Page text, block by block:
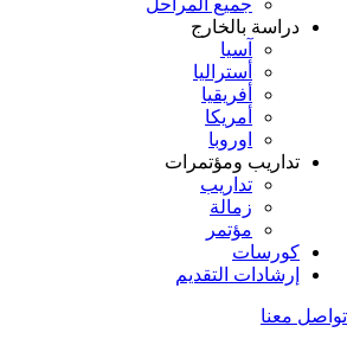
جميع المراحل
دراسة بالخارج
آسيا
أستراليا
أفريقيا
أمريكا
اوروبا
تداريب ومؤتمرات
تداريب
زمالة
مؤتمر
كورسات
إرشادات التقديم
تواصل معنا